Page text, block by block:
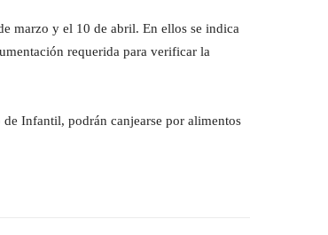
marzo y el 10 de abril. En ellos se indica
requerida para verificar la
Infantil, podrán canjearse por alimentos